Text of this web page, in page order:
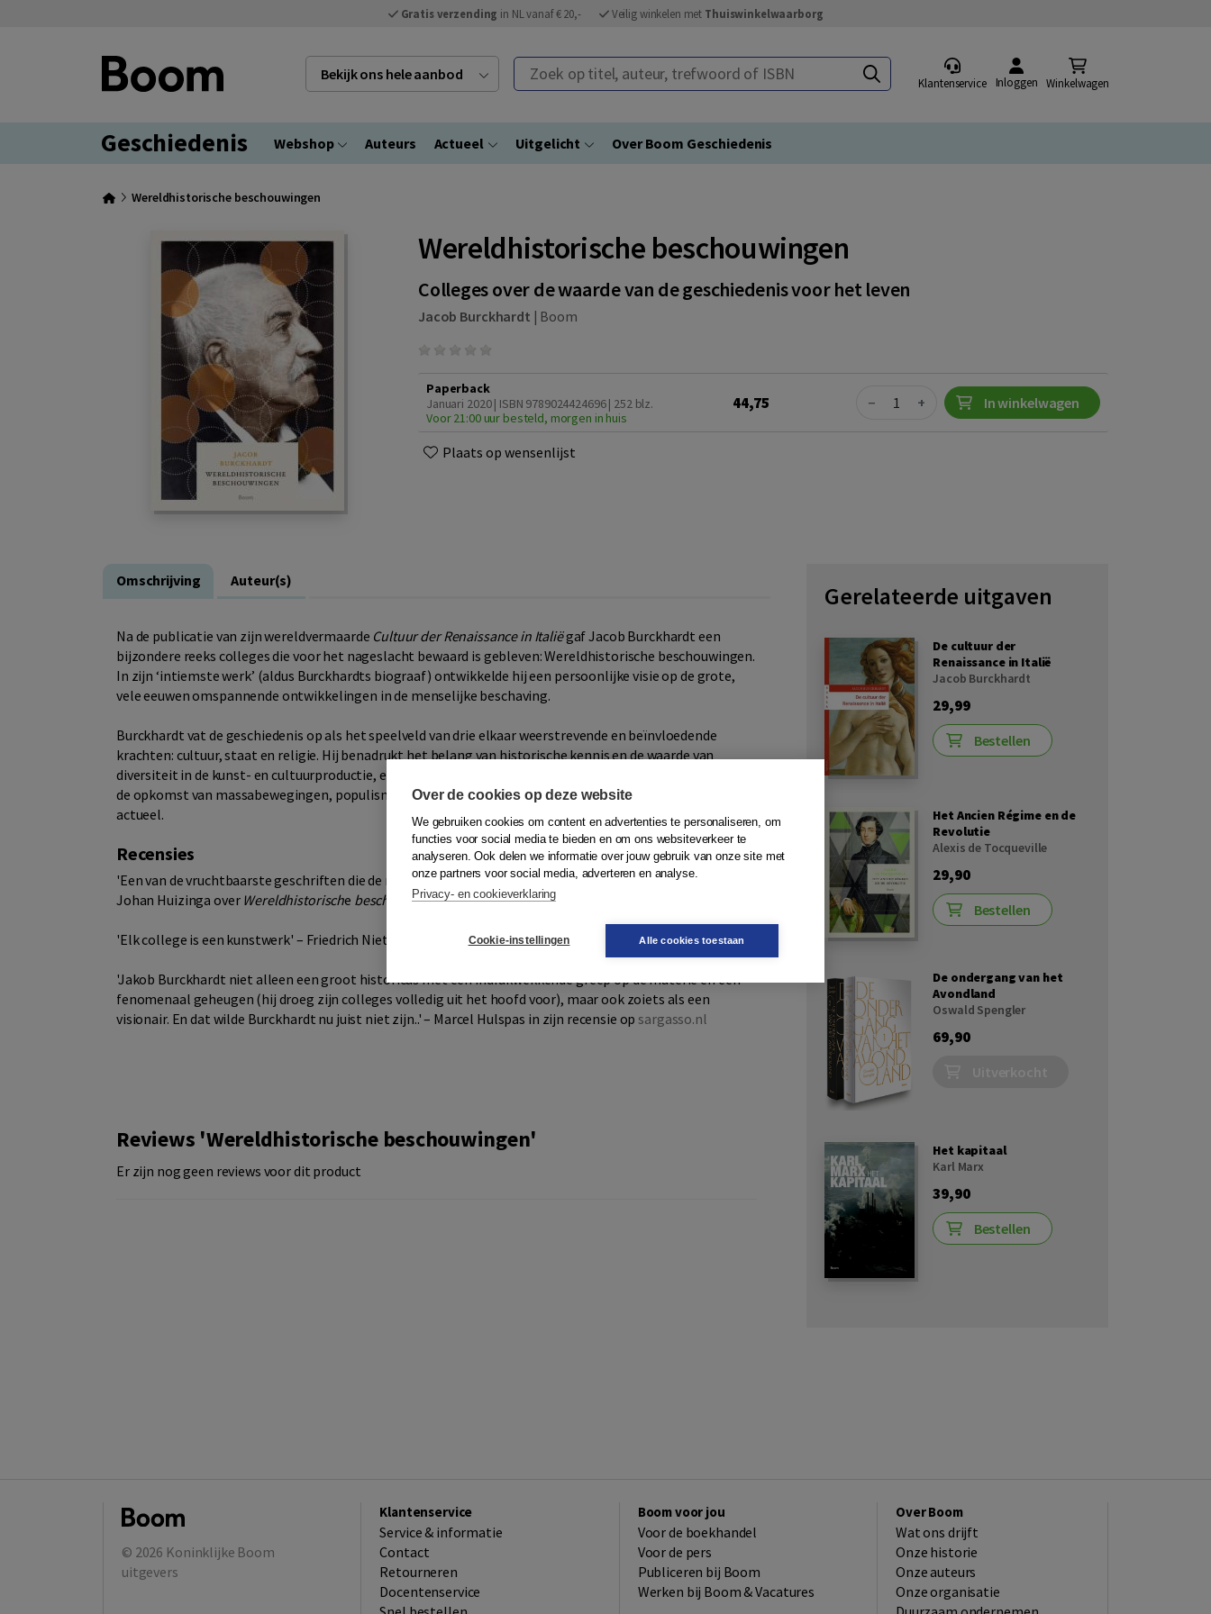
Gratis verzending in NL vanaf € 20,- Veilig winkelen met Thuiswinkelwaarborg
Bekijk ons hele aanbod Zoek op titel, auteur, trefwoord of ISBN
Klantenservice Inloggen Winkelwagen
Geschiedenis Webshop Auteurs Actueel Uitgelicht Over Boom Geschiedenis
Wereldhistorische beschouwingen
Wereldhistorische beschouwingen
Colleges over de waarde van de geschiedenis voor het leven
Jacob Burckhardt | Boom
Paperback
Januari 2020 | ISBN 9789024424696| 252 blz.
Voor 21:00 uur besteld, morgen in huis
44,75 Quantity
− + In winkelwagen
Plaats op wensenlijst
Omschrijving Auteur(s)
Na de publicatie van zijn wereldvermaarde Cultuur der Renaissance in Italiëgaf Jacob Burckhardt een
bijzondere reeks colleges die voor het nageslacht bewaard is gebleven: Wereldhistorische beschouwingen.
In zijn ‘intiemste werk’ (aldus Burckhardts biograaf) ontwikkelde hij een persoonlijke visie op de grote,
vele eeuwen omspannende ontwikkelingen in de menselijke beschaving.
Burckhardt vat de geschiedenis op als het speelveld van drie elkaar weerstrevende en beïnvloedende
krachten: cultuur, staat en religie. Hij benadrukt het belang van historische kennis en de waarde van
diversiteit in de kunst- en cultuurproductie, en daarbij waarschuwt hij voor de vervlakking van de cultuur en
de opkomst van massabewegingen, populisme, nationalisme en militarisme. Daarin toont hij zich uiterst
actueel.
Recensies
'Een van de vruchtbaarste geschriften die de moderne historische wetenschap ons geschonken heeft' ​​–
Johan Huizinga over Wereldhistorische beschouwingen
'Elk college is een kunstwerk' – Friedrich Nietzsche over de Wereldhistorische beschouwingen colleges
'Jakob Burckhardt niet alleen een groot historicus met een indrukwekkende greep op de materie en een
fenomenaal geheugen (hij droeg zijn colleges volledig uit het hoofd voor), maar ook zoiets als een
visionair. En dat wilde Burckhardt nu juist niet zijn..' ​​– Marcel Hulspas in zijn recensie opsargasso.nl
Reviews 'Wereldhistorische beschouwingen'
Er zijn nog geen reviews voor dit product
Gerelateerde uitgaven
De cultuur der
Renaissance in Italië
Jacob Burckhardt
29,99
Bestellen
Het Ancien Régime en de
Revolutie
Alexis de Tocqueville
29,90
Bestellen
De ondergang van het
Avondland
Oswald Spengler
69,90
Het kapitaal
Karl Marx
39,90
Bestellen
© 2026 Koninklijke Boom
uitgevers
Klantenservice
Service & informatie
Contact
Retourneren
Docentenservice
Boom voor jou
Voor de boekhandel
Voor de pers
Publiceren bij Boom
Werken bij Boom & Vacatures
Over Boom
Wat ons drijft
Onze historie
Onze auteurs
Onze organisatie
Over de cookies op deze website
We gebruiken cookies om content en advertenties te personaliseren, om
functies voor social media te bieden en om ons websiteverkeer te
analyseren. Ook delen we informatie over jouw gebruik van onze site met
onze partners voor social media, adverteren en analyse.
Privacy- en cookieverklaring
Cookie-instellingen Alle cookies toestaan